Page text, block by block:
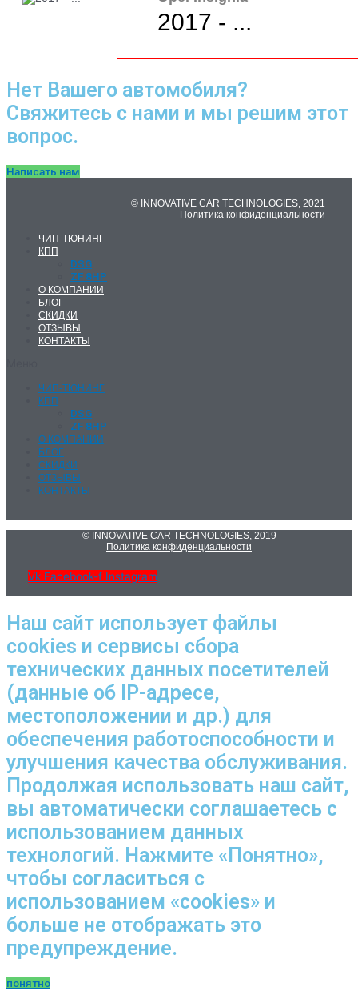
2017 - ...
Нет Вашего автомобиля?
Свяжитесь с нами и мы решим этот
вопрос.
Написать нам
© INNOVATIVE CAR TECHNOLOGIES, 2021
Политика конфиденциальности
ЧИП-ТЮНИНГ
КПП
DSG
ZF 8HP
О КОМПАНИИ
БЛОГ
СКИДКИ
ОТЗЫВЫ
КОНТАКТЫ
ЧИП-ТЮНИНГ
КПП
DSG
ZF 8HP
О КОМПАНИИ
БЛОГ
СКИДКИ
ОТЗЫВЫ
КОНТАКТЫ
© INNOVATIVE CAR TECHNOLOGIES, 2019
Политика конфиденциальности
Vk Facebook-f Instagram
Наш сайт использует файлы
cookies и сервисы сбора
технических данных посетителей
(данные об IP-адресе,
местоположении и др.) для
обеспечения работоспособности и
улучшения качества обслуживания.
Продолжая использовать наш сайт,
вы автоматически соглашаетесь с
использованием данных
технологий. Нажмите «Понятно»,
чтобы согласиться с
использованием «cookies» и
больше не отображать это
предупреждение.
понятно